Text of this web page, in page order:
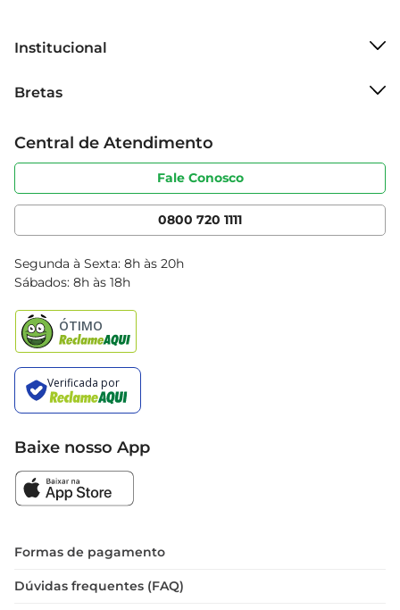
Institucional
Grupo Cencosud
Sobre privacidade
Portal do fornecedor
Cencosud Media
Bretas
Produtos Bretas
Código de ética
Serviços
Clube Bretas
Blog Bretas
Black Friday
Central de Atendimento
Fale Conosco
0800 720 1111
Segunda à Sexta: 8h às 20h
Sábados: 8h às 18h
Baixe nosso App
Formas de pagamento
Dúvidas frequentes (FAQ)